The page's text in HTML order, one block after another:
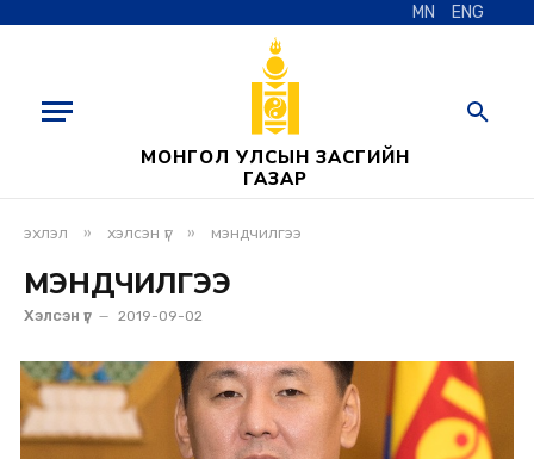
MN ENG
МОНГОЛ УЛСЫН ЗАСГИЙН
ГАЗАР
эхлэл » хэлсэн үг » мэндчилгээ
МЭНДЧИЛГЭЭ
Хэлсэн үг 2019-09-02